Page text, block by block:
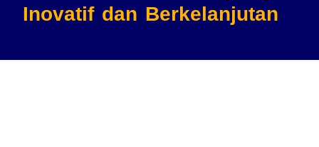
Inovatif dan Berkelanjutan